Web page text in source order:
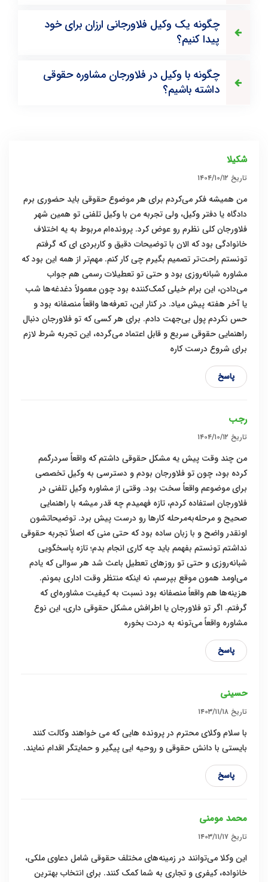
چگونه یک وکیل فلاورجانی ارزان برای خود
پیدا کنیم؟
چگونه با وکیل در فلاورجان مشاوره حقوقی
داشته باشیم؟
شکیلا
تاریخ ۱۴۰۴/۱۰/۱۲
من همیشه فکر می‌کردم برای هر موضوع حقوقی باید حضوری برم
دادگاه یا دفتر وکیل، ولی تجربه من با وکیل تلفنی تو همین شهر
فلاورجان کلی نظرم رو عوض کرد. پرونده‌ام مربوط به یه اختلاف
خانوادگی بود که الان با توضیحات دقیق و کاربردی ای که گرفتم
تونستم راحت‌تر تصمیم بگیرم چی کار کنم. مهم‌تر از همه این بود که
مشاوره شبانه‌روزی بود و حتی تو تعطیلات رسمی هم جواب
می‌دادن، این برام خیلی کمک‌کننده بود چون معمولاً دغدغه‌ها شب
یا آخر هفته پیش میاد. در کنار این، تعرفه‌ها واقعاً منصفانه بود و
حس نکردم پول بی‌جهت دادم. برای هر کسی که تو فلاورجان دنبال
راهنمایی حقوقی سریع و قابل اعتماد می‌گرده، این تجربه شرط لازم
برای شروع درست کاره
پاسخ
رجب
تاریخ ۱۴۰۴/۱۰/۱۲
من چند وقت پیش یه مشکل حقوقی داشتم که واقعاً سردرگمم
کرده بود، چون تو فلاورجان بودم و دسترسی به وکیل تخصصی
برای موضوعم واقعاً سخت بود. وقتی از مشاوره وکیل تلفنی در
فلاورجان استفاده کردم، تازه فهمیدم چه قدر میشه با راهنمایی
صحیح و مرحله‌به‌مرحله کارها رو درست پیش برد. توضیحاتشون
اونقدر واضح و با زبان ساده بود که حتی منی که اصلاً تجربه حقوقی
نداشتم تونستم بفهمم باید چه کاری انجام بدم؛ تازه پاسخگویی
شبانه‌روزی و حتی تو روزهای تعطیل باعث شد هر سوالی که یادم
می‌اومد همون موقع بپرسم، نه اینکه منتظر وقت اداری بمونم.
هزینه‌ها هم واقعاً منصفانه بود نسبت به کیفیت مشاوره‌ای که
گرفتم. اگر تو فلاورجان یا اطرافش مشکل حقوقی داری، این نوع
مشاوره واقعاً می‌تونه به دردت بخوره
پاسخ
حسینی
تاریخ ۱۴۰۳/۱۱/۱۸
با سلام وکلای محترم در پرونده هایی که می خواهند وکالت کنند
بایستی با دانش حقوقی و روحیه ایی پیگیر و حمایتگر اقدام نمایند.
پاسخ
محمد مومنی
تاریخ ۱۴۰۳/۱۱/۱۷
این وکلا می‌توانند در زمینه‌های مختلف حقوقی شامل دعاوی ملکی،
خانواده، کیفری و تجاری به شما کمک کنند. برای انتخاب بهترین